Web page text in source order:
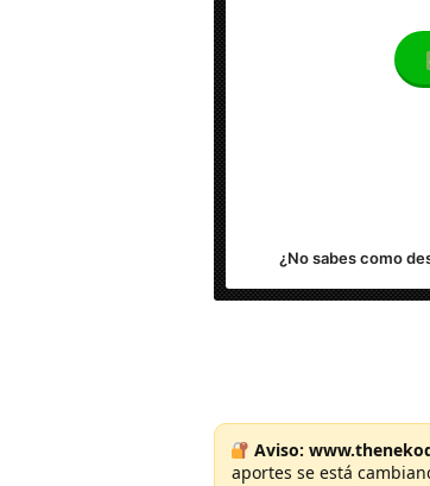
¿No sabes como
Aviso:
aportes se está